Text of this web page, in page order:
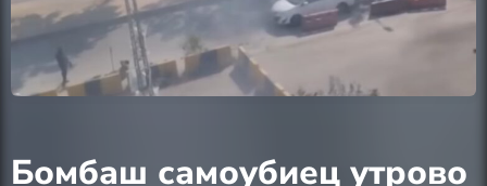
Бомбаш самоубиец утрово